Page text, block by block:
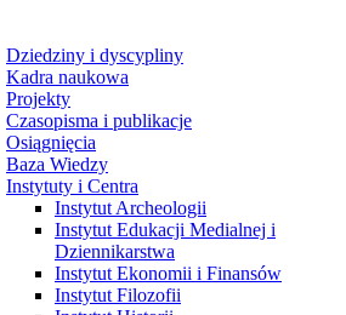
Dziedziny i dyscypliny
Kadra naukowa
Projekty
Czasopisma i publikacje
Osiągnięcia
Baza Wiedzy
Instytuty i Centra
Instytut Archeologii
Instytut Edukacji Medialnej i
Dziennikarstwa
Instytut Ekonomii i Finansów
Instytut Filozofii